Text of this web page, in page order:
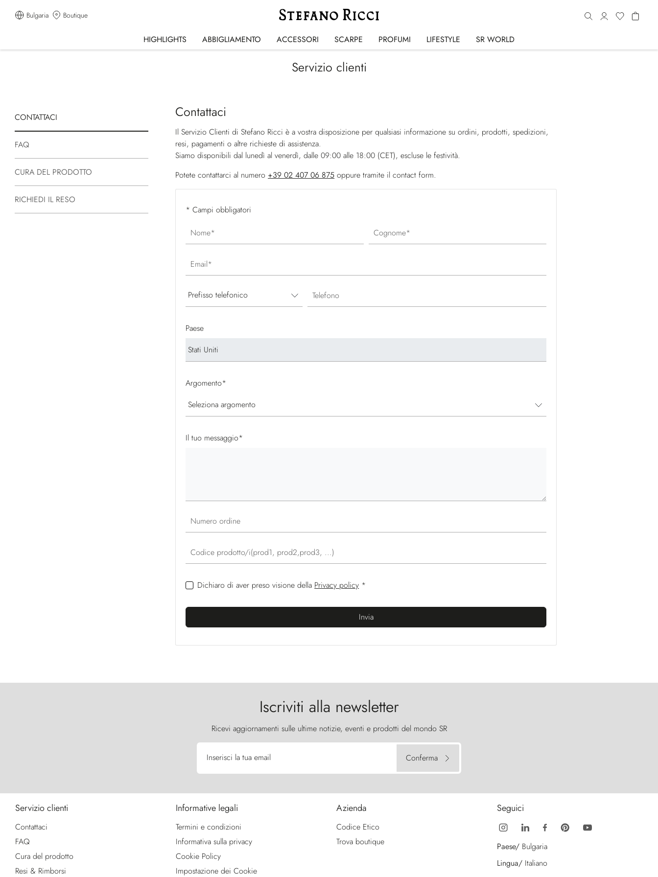
Bulgaria Boutique
HIGHLIGHTS ABBIGLIAMENTO ACCESSORI SCARPE PROFUMI LIFESTYLE SR WORLD
Servizio clienti
CONTATTACI
FAQ
CURA DEL PRODOTTO
RICHIEDI IL RESO
Contattaci
Il Servizio Clienti di Stefano Ricci è a vostra disposizione per qualsiasi informazione su ordini, prodotti, spedizioni,
resi, pagamenti o altre richieste di assistenza.
Siamo disponibili dal lunedì al venerdì, dalle 09:00 alle 18:00 (CET), escluse le festività.
Potete contattarci al numero +39 02 407 06 875 oppure tramite il contact form.
* Campi obbligatori
Nome Cognome
Email
Telefono
Paese
Argomento*
Il tuo messaggio*
Numero ordine
Codice prodotto/i(prod1, prod2,prod3, ...)
Dichiaro di aver preso visione della Privacy policy *
Invia
Iscriviti alla newsletter
Ricevi aggiornamenti sulle ultime notizie, eventi e prodotti del mondo SR
Inserisci la tua email Conferma
Servizio clienti
Contattaci
FAQ
Cura del prodotto
Resi & Rimborsi
Informative legali
Termini e condizioni
Informativa sulla privacy
Cookie Policy
Impostazione dei Cookie
Azienda
Codice Etico
Trova boutique
Seguici
Paese/ Bulgaria
Lingua/ Italiano